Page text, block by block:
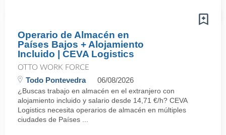
Operario de Almacén en
Países Bajos + Alojamiento
Incluido | CEVA Logistics
OTTO WORK FORCE
Todo Pontevedra 06/08/2026
¿Buscas trabajo en almacén en el extranjero con
alojamiento incluido y salario desde 14,71 €/h? CEVA
Logistics necesita operarios de almacén en múltiples
ciudades de Países ...